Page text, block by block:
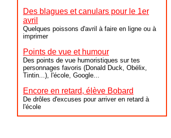
Des blagues et canulars pour le 1er
avril
Quelques poissons d'avril à faire en ligne ou à
imprimer
Points de vue et humour
Des points de vue humoristiques sur tes
personnages favoris (Donald Duck, Obélix,
Tintin...), l'école, Google...
Encore en retard, élève Bobard
De drôles d'excuses pour arriver en retard à
l'école